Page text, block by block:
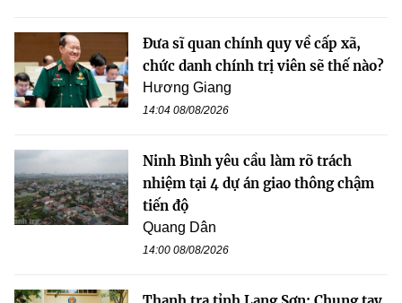
Đưa sĩ quan chính quy về cấp xã,
chức danh chính trị viên sẽ thế nào?
Hương Giang
14:04 08/08/2026
Ninh Bình yêu cầu làm rõ trách
nhiệm tại 4 dự án giao thông chậm
tiến độ
Quang Dân
14:00 08/08/2026